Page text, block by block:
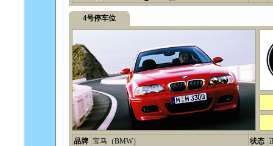
4号停车位
品牌 宝马（BMW） 状态